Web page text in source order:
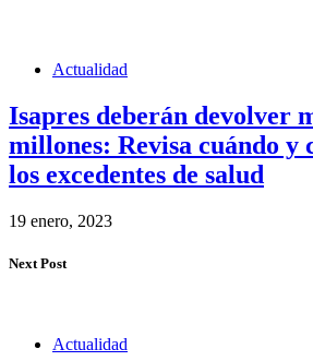
Actualidad
Isapres deberán devolver
millones: Revisa cuándo y
los excedentes de salud
19 enero, 2023
Next Post
Actualidad